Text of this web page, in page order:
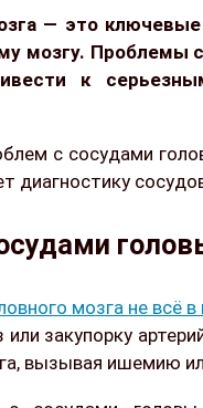
— это
мозгу. Проблемы
к
с сосудами
диагностику
или закупорку
вызывая ишемию